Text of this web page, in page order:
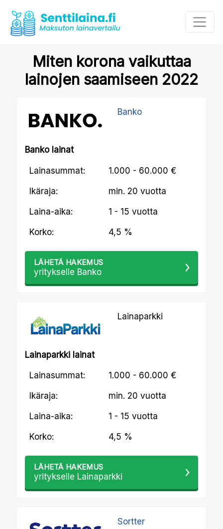
Miten korona vaikuttaa
lainojen saamiseen 2022
Banko
Banko lainat
Lainasummat: 1.000 - 60.000 €
Ikäraja: min. 20 vuotta
Laina-aika: 1 - 15 vuotta
Korko: 4,5 %
LÄHETÄ HAKEMUS
yritykselle Banko
Lainaparkki
Lainaparkki lainat
Lainasummat: 1.000 - 60.000 €
Ikäraja: min. 20 vuotta
Laina-aika: 1 - 15 vuotta
Korko: 4,5 %
LÄHETÄ HAKEMUS
yritykselle Lainaparkki
Sortter